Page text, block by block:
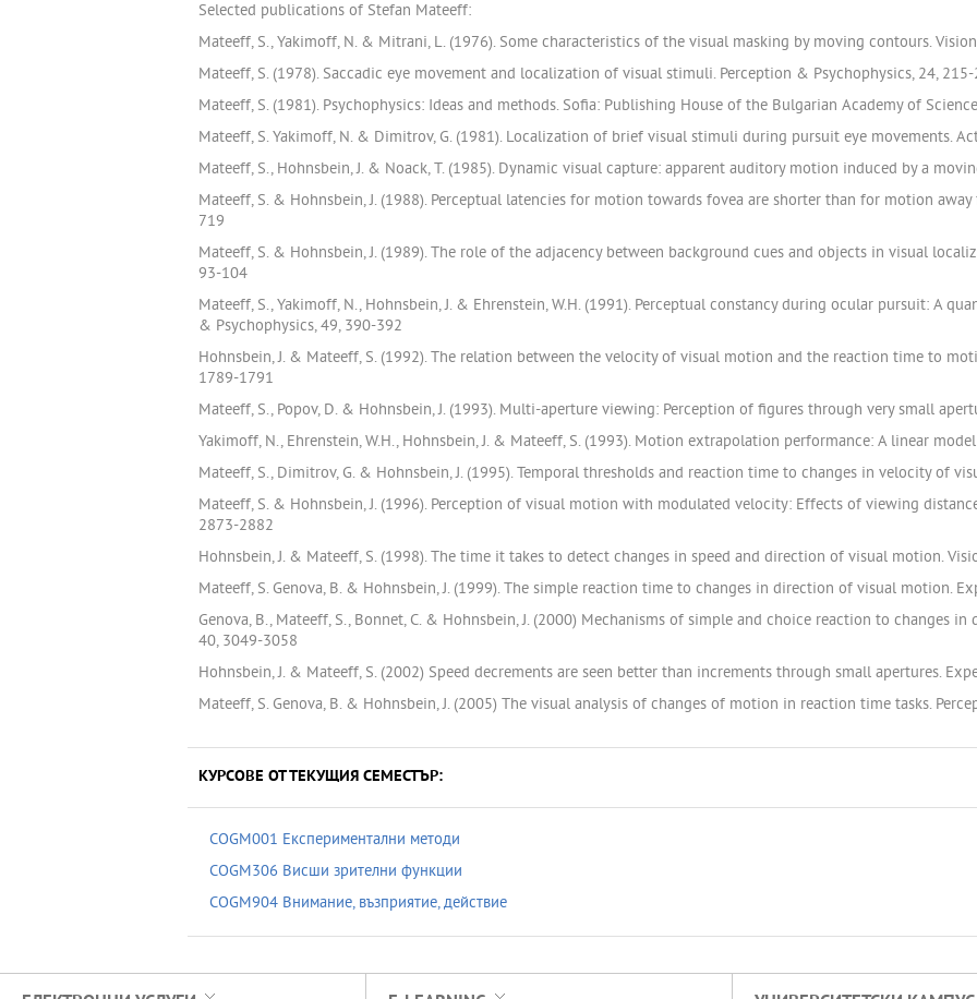
Selected publications of Stefan Mateeff:
Mateeff, S., Yakimoff, N. & Mitrani, L. (1976). Some characteristics of the visual masking by moving contours.
Mateeff, S. (1978). Saccadic eye movement and localization of visual stimuli. Perception & Psychophysics, 24,
Mateeff, S. (1981). Psychophysics: Ideas and methods. Sofia: Publishing House of the Bulgarian Academy of
Mateeff, S. Yakimoff, N. & Dimitrov, G. (1981). Localization of brief visual stimuli during pursuit eye movements.
Mateeff, S., Hohnsbein, J. & Noack, T. (1985). Dynamic visual capture: apparent auditory motion induced by a
Mateeff, S. & Hohnsbein, J. (1988). Perceptual latencies for motion towards fovea are shorter than for motion
719
Mateeff, S. & Hohnsbein, J. (1989). The role of the adjacency between background cues and objects in visual
93-104
Mateeff, S., Yakimoff, N., Hohnsbein, J. & Ehrenstein, W.H. (1991). Perceptual constancy during ocular pursuit: A
& Psychophysics, 49, 390-392
Hohnsbein, J. & Mateeff, S. (1992). The relation between the velocity of visual motion and the reaction time to
1789-1791
Mateeff, S., Popov, D. & Hohnsbein, J. (1993). Multi-aperture viewing: Perception of figures through very small
Yakimoff, N., Ehrenstein, W.H., Hohnsbein, J. & Mateeff, S. (1993). Motion extrapolation performance: A linear
Mateeff, S., Dimitrov, G. & Hohnsbein, J. (1995). Temporal thresholds and reaction time to changes in velocity of
Mateeff, S. & Hohnsbein, J. (1996). Perception of visual motion with modulated velocity: Effects of viewing
2873-2882
Hohnsbein, J. & Mateeff, S. (1998). The time it takes to detect changes in speed and direction of visual motion.
Mateeff, S. Genova, B. & Hohnsbein, J. (1999). The simple reaction time to changes in direction of visual motion.
Genova, B., Mateeff, S., Bonnet, C. & Hohnsbein, J. (2000) Mechanisms of simple and choice reaction to changes
40, 3049-3058
Hohnsbein, J. & Mateeff, S. (2002) Speed decrements are seen better than increments through small apertures.
Mateeff, S. Genova, B. & Hohnsbein, J. (2005) The visual analysis of changes of motion in reaction time tasks.
КУРСОВЕ ОТ ТЕКУЩИЯ СЕМЕСТЪР:
COGM001 Експериментални методи
COGM306 Висши зрителни функции
COGM904 Внимание, възприятие, действие